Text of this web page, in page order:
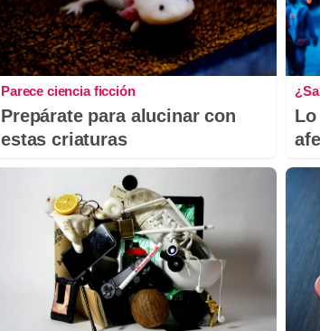
Parece ciencia ficción
Prepárate para alucinar con
estas criaturas